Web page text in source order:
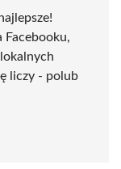
Facebooku,
liczy - polub